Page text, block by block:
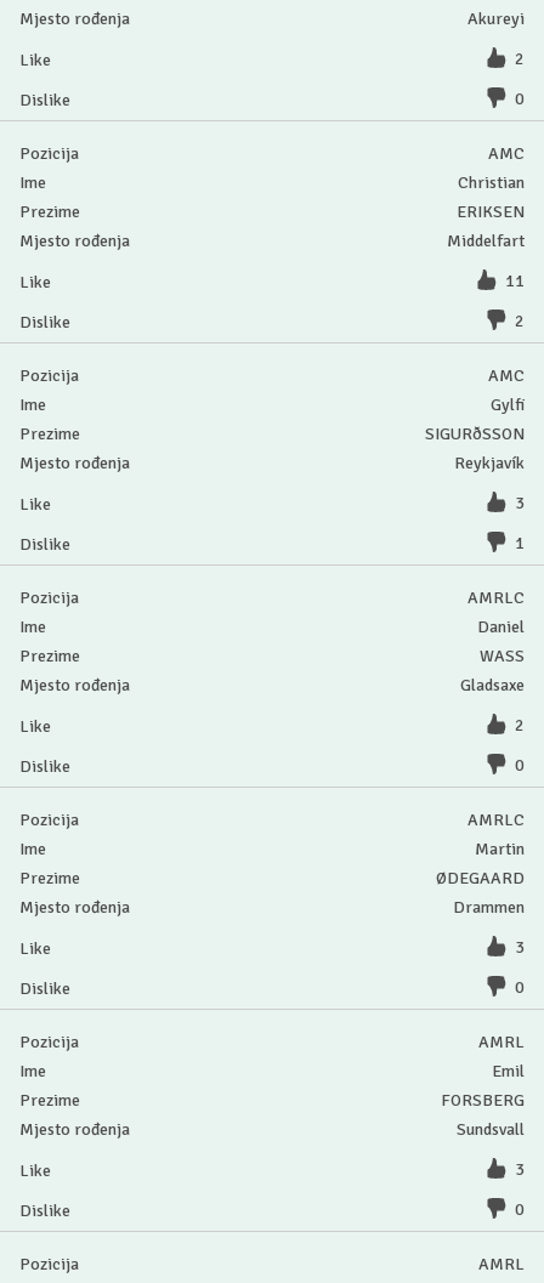
Akureyi
2
0
AMC
Christian
ERIKSEN
Middelfart
11
2
AMC
Gylfi
SIGURðSSON
Reykjavík
3
1
AMRLC
Daniel
WASS
Gladsaxe
2
0
AMRLC
Martin
ØDEGAARD
Drammen
3
0
AMRL
Emil
FORSBERG
Sundsvall
3
0
AMRL